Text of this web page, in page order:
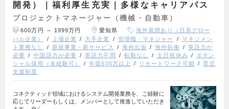
開発）｜福利厚生充実｜多様なキャリアパス
プロジェクトマネージャー（機械・自動車）
600万円 ～ 1999万円 愛知県
海外展開あり（日系グロー
バル企業）
上場企業 大手企業 管理職・マネジャー
マネジメン
ト業務なし
新規事業・新サービス 海外出張 海外折衝
英語力が
必要
中国語力が必要 英語力不問 転勤なし 土日祝休み
ポテン
シャル採用（未経験可）
年収600万以上 リモートワーク可能
育児
支援制度
コネクティッド領域におけるシステム開発業務を、ご経験に
応じてリーダーもしくは、メンバーとして推進していただき